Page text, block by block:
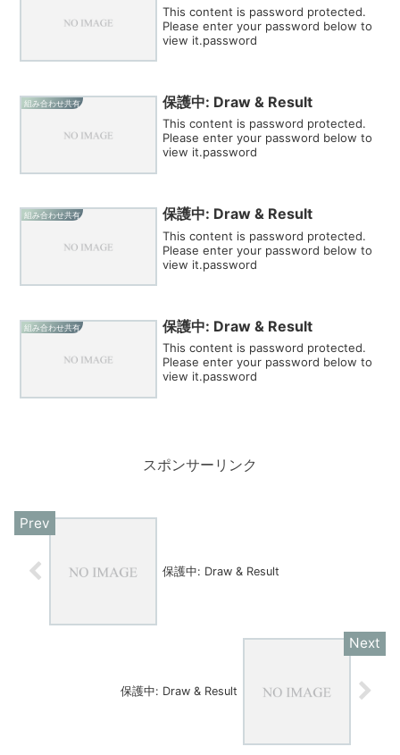
This content is password protected.
Please enter your password below to
view it.password
組み合わせ共有 保護中: Draw & Result
This content is password protected.
Please enter your password below to
view it.password
組み合わせ共有 保護中: Draw & Result
This content is password protected.
Please enter your password below to
view it.password
組み合わせ共有 保護中: Draw & Result
This content is password protected.
Please enter your password below to
view it.password
スポンサーリンク
保護中: Draw & Result
保護中: Draw & Result